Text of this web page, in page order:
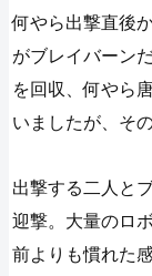
何やら出撃直後
がブレイバーン
を回収、何やら
いましたが、そ
出撃する二人と
迎撃。大量のロ
前よりも慣れた